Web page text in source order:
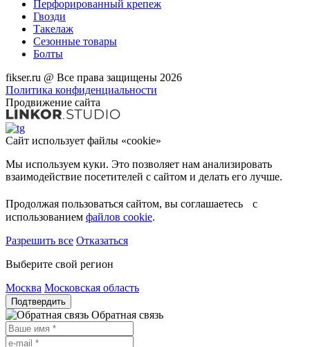
Перфорированный крепеж
Гвозди
Такелаж
Сезонные товары
Болты
fikser.ru @ Все права защищены 2026
Политика конфиденциальности
Продвижение сайта
Сайт использует файлы «cookie»
Мы используем куки. Это позволяет нам анализировать
взаимодействие посетителей с сайтом и делать его лучше.
Продолжая пользоваться сайтом, вы соглашаетесь с
использованием файлов cookie.
Разрешить все Отказаться
Выберите свой регион
Москва Московская область
Подтвердить
Обратная связь